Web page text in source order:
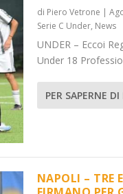
di Piero Vetrone |
Serie C Under, News
UNDER – Eccoi
Under 18
PER SAPERNE DI
NAPOLI – TRE